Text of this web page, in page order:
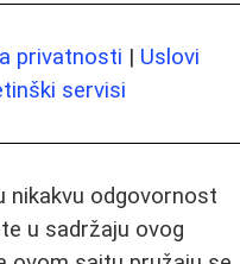
privatnosti | Uslovi
servisi
nikakvu odgovornost
u sadržaju ovog